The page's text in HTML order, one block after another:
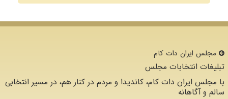
مجلس ایران دات كام
تبلیغات انتخابات مجلس
با مجلس ایران دات کام، کاندیدا و مردم در کنار هم، در مسیر انتخابی
سالم و آگاهانه